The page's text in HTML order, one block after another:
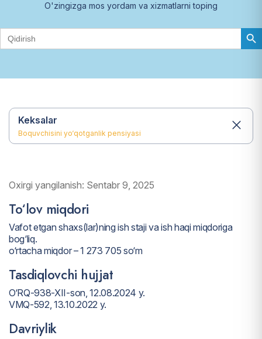
O'zingizga mos yordam va xizmatlarni toping
Search
for:
Search Button
Keksalar
Boquvchisini yo‘qotganlik pensiyasi
Oxirgi yangilanish: Sentabr 9, 2025
To‘lov miqdori
Vafot etgan shaxs(lar)ning ish staji va ish haqi miqdoriga
bog‘liq.
o‘rtacha miqdor – 1 273 705 so‘m
Tasdiqlovchi hujjat
O‘RQ-938-XII-son, 12.08.2024 y.
VMQ-592, 13.10.2022 y.
Davriylik